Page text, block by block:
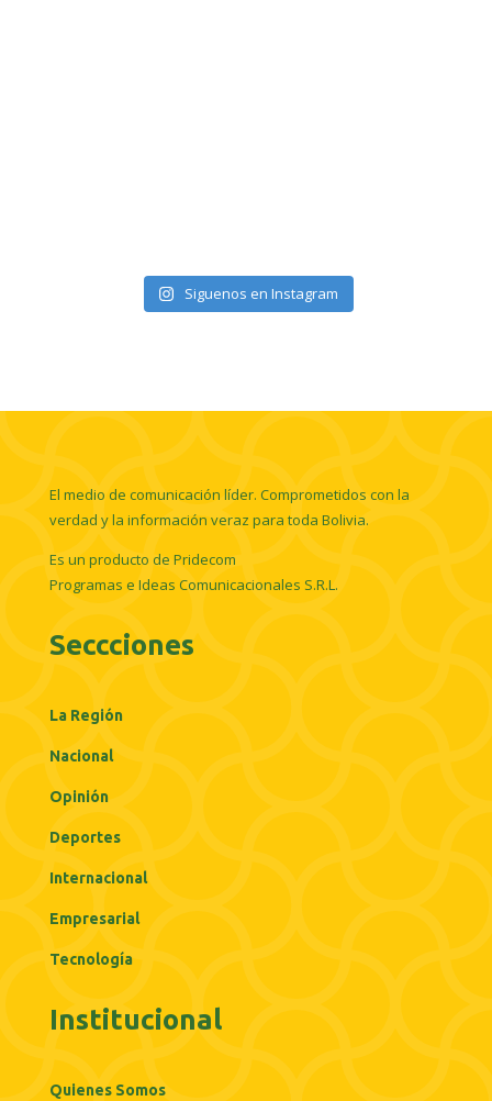
Siguenos en Instagram
El medio de comunicación líder. Comprometidos con la
verdad y la información veraz para toda Bolivia.
Es un producto de Pridecom
Programas e Ideas Comunicacionales S.R.L.
Seccciones
La Región
Nacional
Opinión
Deportes
Internacional
Empresarial
Tecnología
Institucional
Quienes Somos